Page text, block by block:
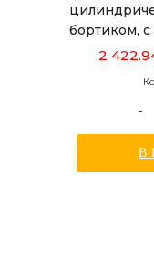
бортиком, с
толщиной
2
-
В